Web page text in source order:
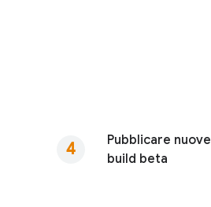
Pubblicare nuove
build beta